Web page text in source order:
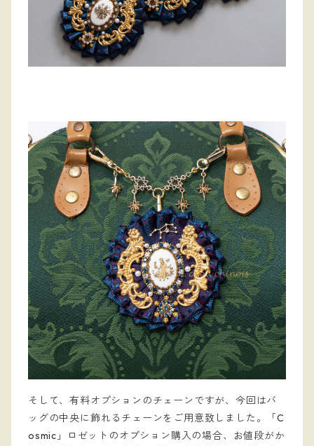
そして、有料オプションのチェーンですが、今回はバ
ッグの中央に飾れるチェーンをご用意致しました。「C
osmic」ロゼットのオプション購入の場合、お値段がか